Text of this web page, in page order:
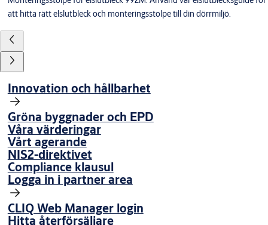
att hitta rätt elslutbleck och monteringsstolpe till din dörrmiljö.
Innovation och hållbarhet
Gröna byggnader och EPD
Våra värderingar
Vårt agerande
NIS2-direktivet
Compliance klausul
Logga in i partner area
CLIQ Web Manager login
Hitta återförsäljare